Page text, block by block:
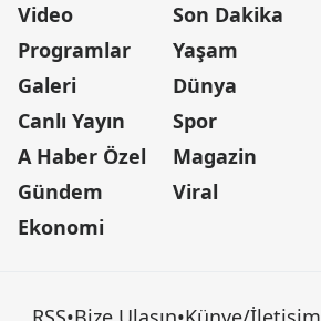
Video
Programlar
Galeri
Canlı Yayın
A Haber Özel
Gündem
Ekonomi
Son Dakika
Yaşam
Dünya
Spor
Magazin
Viral